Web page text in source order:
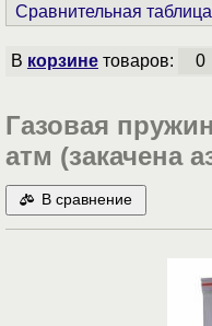
Сравнительная
В корзинетоваров: 0
Газовая
атм (закачена
В сравнение